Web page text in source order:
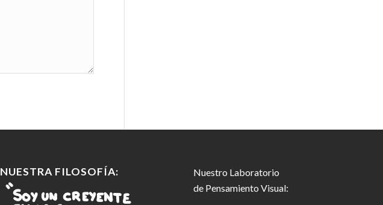
NUESTRA FILOSOFÍA:
Nuestro Laboratorio
de Pensamiento Visual: